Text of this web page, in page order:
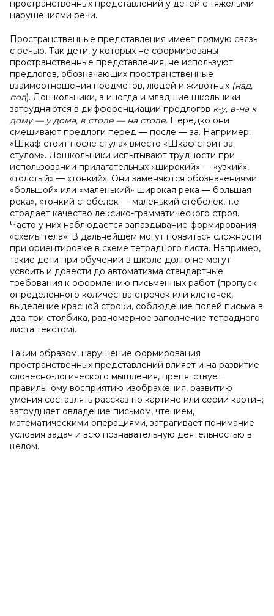
пространственных представлений у детей с тяжелыми
нарушениями речи.
Пространственные представления имеет прямую связь
с речью. Так дети, у которых не сформированы
пространственные представления, не используют
предлогов, обозначающих пространственные
взаимоотношения предметов, людей и животных (над,
под). Дошкольники, а иногда и младшие школьники
затрудняются в дифференциации предлогов к-у, в-на к
дому — у дома, в столе — на столе. Нередко они
смешивают предлоги перед — после — за. Например:
«Шкаф стоит после стула» вместо «Шкаф стоит за
стулом». Дошкольники испытывают трудности при
использовании прилагательных «широкий» — «узкий»,
«толстый» — «тонкий». Они заменяются обозначениями
«большой» или «маленький» широкая река — большая
река», «тонкий стебелек — маленький стебелек, т.е
страдает качество лексико-грамматического строя.
Часто у них наблюдается запаздывание формирования
«схемы тела». В дальнейшем могут появиться сложности
при ориентировке в схеме тетрадного листа. Например,
такие дети при обучении в школе долго не могут
усвоить и довести до автоматизма стандартные
требования к оформлению письменных работ (пропуск
определенного количества строчек или клеточек,
выделение красной строки, соблюдение полей письма в
два-три столбика, равномерное заполнение тетрадного
листа текстом).
Таким образом, нарушение формирования
пространственных представлений влияет и на развитие
словесно-логического мышления, препятствует
правильному восприятию изображения, развитию
умения составлять рассказ по картине или серии картин;
затрудняет овладение письмом, чтением,
математическими операциями, затрагивает понимание
условия задач и всю познавательную деятельностью в
целом.